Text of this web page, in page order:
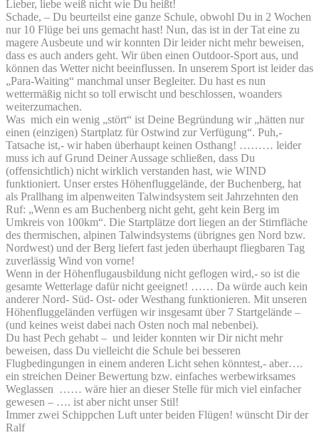
Lieber, liebe weiß nicht wie Du heißt!
Schade, – Du beurteilst eine ganze Schule, obwohl Du in 2 Wochen
nur 10 Flüge bei uns gemacht hast! Nun, das ist in der Tat eine zu
magere Ausbeute und wir konnten Dir leider nicht mehr beweisen,
dass es auch anders geht. Wir üben einen Outdoor-Sport aus, und
können das Wetter nicht beeinflussen. In unserem Sport ist leider das
„Para-Waiting“ manchmal unser Begleiter. Du hast es nun
wettermäßig nicht so toll erwischt und beschlossen, woanders
weiterzumachen.
Was mich ein wenig „stört“ ist Deine Begründung wir „hätten nur
einen (einzigen) Startplatz für Ostwind zur Verfügung“. Puh,-
Tatsache ist,- wir haben überhaupt keinen Osthang! ……… leider
muss ich auf Grund Deiner Aussage schließen, dass Du
(offensichtlich) nicht wirklich verstanden hast, wie WIND
funktioniert. Unser erstes Höhenfluggelände, der Buchenberg, hat
als Prallhang im alpenweiten Talwindsystem seit Jahrzehnten den
Ruf: „Wenn es am Buchenberg nicht geht, geht kein Berg im
Umkreis von 100km“. Die Startplätze dort liegen an der Stirnfläche
des thermischen, alpinen Talwindsystems (übrignes gen Nord bzw.
Nordwest) und der Berg liefert fast jeden überhaupt fliegbaren Tag
zuverlässig Wind von vorne!
Wenn in der Höhenflugausbildung nicht geflogen wird,- so ist die
gesamte Wetterlage dafür nicht geeignet! …… Da würde auch kein
anderer Nord- Süd- Ost- oder Westhang funktionieren. Mit unseren
Höhenfluggeländen verfügen wir insgesamt über 7 Startgelände –
(und keines weist dabei nach Osten noch mal nebenbei).
Du hast Pech gehabt – und leider konnten wir Dir nicht mehr
beweisen, dass Du vielleicht die Schule bei besseren
Flugbedingungen in einem anderen Licht sehen könntest,- aber….
ein streichen Deiner Bewertung bzw. einfaches werbewirksames
Weglassen …… wäre hier an dieser Stelle für mich viel einfacher
gewesen – …. ist aber nicht unser Stil!
Immer zwei Schippchen Luft unter beiden Flügen! wünscht Dir der
Ralf